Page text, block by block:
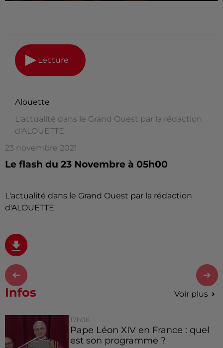
Lecture
Alouette
L'actualité dans le Grand Ouest par la rédaction
d'ALOUETTE
23 novembre 2021
Le flash du 23 Novembre à 05h00
L'actualité dans le Grand Ouest par la rédaction
d'ALOUETTE
Infos Voir plus
17h06
Pape Léon XIV en France : quel
est son programme ?